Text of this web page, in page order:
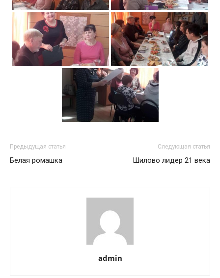
Предыдущая статья
Белая ромашка
Следующая статья
Шилово лидер 21 века
admin